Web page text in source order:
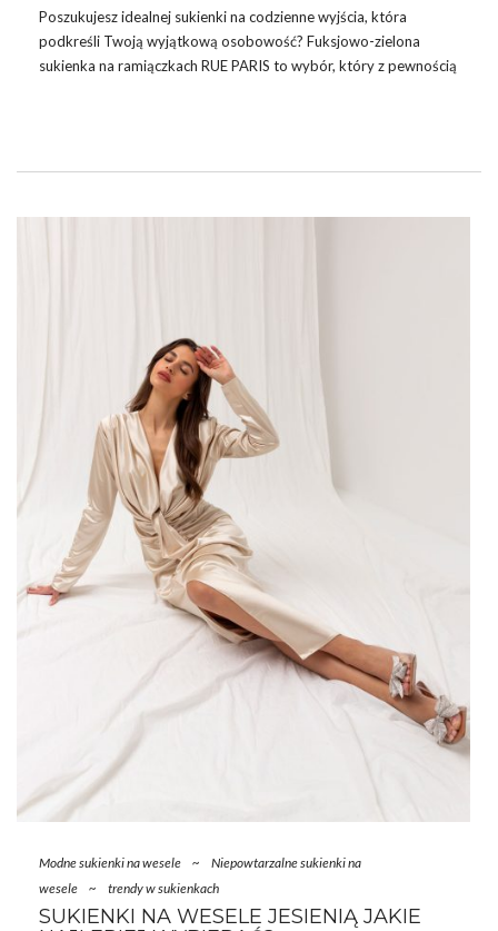
Poszukujesz idealnej sukienkina codzienne wyjścia, która
podkreśli Twoją wyjątkową osobowość? Fuksjowo-zielona
sukienka na ramiączkach RUE PARIS to wybór, który z pewnością
wyjścia. Modelka na zdjęciu ma …
Modne sukienki na wesele ~
Niepowtarzalne sukienki na
wesele
~ trendy w sukienkach
SUKIENKI NA WESELE JESIENIĄ JAKIE